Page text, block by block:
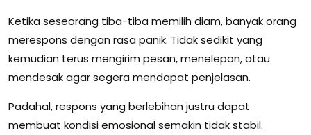
Ketika seseorang tiba-tiba memilih diam, banyak orang
merespons dengan rasa panik. Tidak sedikit yang
kemudian terus mengirim pesan, menelepon, atau
mendesak agar segera mendapat penjelasan.
Padahal, respons yang berlebihan justru dapat
membuat kondisi emosional semakin tidak stabil.